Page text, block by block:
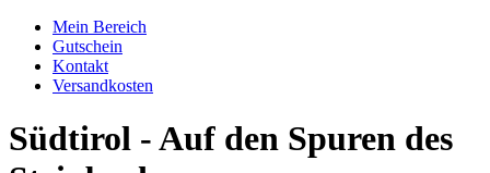
Mein Bereich
Gutschein
Kontakt
Versandkosten
Südtirol - Auf den Spuren des